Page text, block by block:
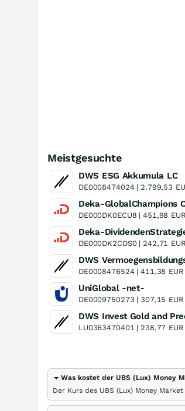
Meistgesuchte
DWS ESG Akkumula LC
DE0008474024 | 2.799,53
Deka-GlobalChampions
DE000DK0ECU8 |451,98 EUR
DE000DK2CDS0 | 242,71 EUR
DE0008476524 |411,38 EUR
UniGlobal -net-
DE0009750273 | 307,15 EUR
LU0363470401 | 238,77 EUR
Was kostet der UBS (Lux) Money
Der Kurs des UBS (Lux) Money